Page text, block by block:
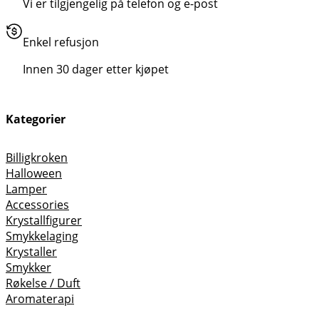
Vi er tilgjengelig på telefon og e-post
Enkel refusjon
Innen 30 dager etter kjøpet
Kategorier
Billigkroken
Halloween
Lamper
Accessories
Krystallfigurer
Smykkelaging
Krystaller
Smykker
Røkelse / Duft
Aromaterapi